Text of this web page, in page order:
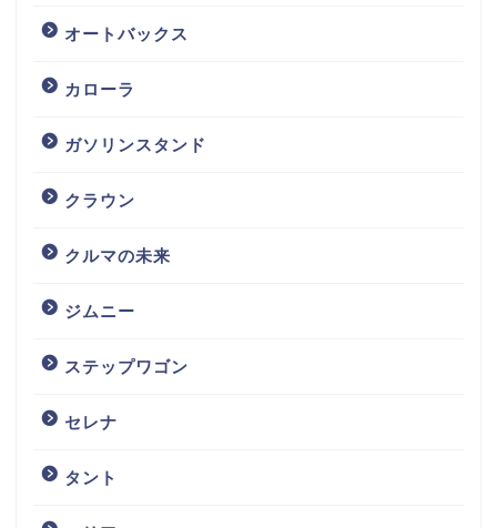
オートバックス
カローラ
ガソリンスタンド
クラウン
クルマの未来
ジムニー
ステップワゴン
セレナ
タント